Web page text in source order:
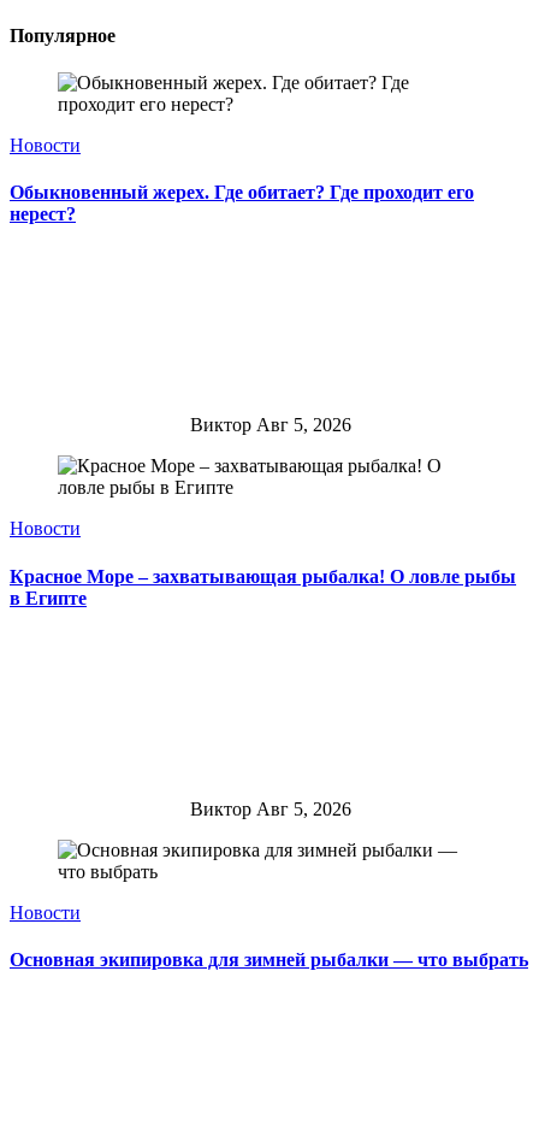
Популярное
Новости
Обыкновенный жерех. Где обитает? Где проходит его
нерест?
Виктор Авг 5, 2026
Новости
Красное Море – захватывающая рыбалка! О ловле рыбы
в Египте
Виктор Авг 5, 2026
Новости
Основная экипировка для зимней рыбалки — что выбрать